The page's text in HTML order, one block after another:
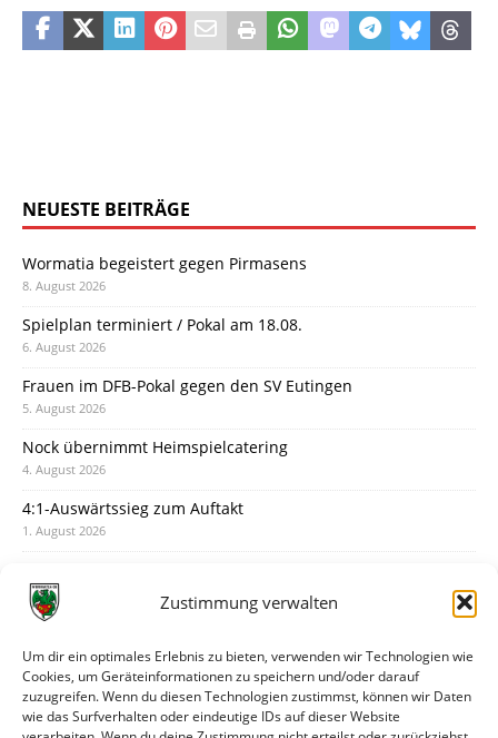
Zustimmung verwalten
Um dir ein optimales Erlebnis zu bieten, verwenden wir Technologien wie
Cookies, um Geräteinformationen zu speichern und/oder darauf
zuzugreifen. Wenn du diesen Technologien zustimmst, können wir Daten
wie das Surfverhalten oder eindeutige IDs auf dieser Website
NEUESTE BEITRÄGE
Wormatia begeistert gegen Pirmasens
8. August 2026
Spielplan terminiert / Pokal am 18.08.
6. August 2026
Frauen im DFB-Pokal gegen den SV Eutingen
5. August 2026
Nock übernimmt Heimspielcatering
4. August 2026
4:1-Auswärtssieg zum Auftakt
1. August 2026
31. Juli 2026
30. Juli 2026
Deine Spielminute: 89+1
28. Juli 2026